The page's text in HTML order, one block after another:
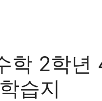
학 2학년
습지